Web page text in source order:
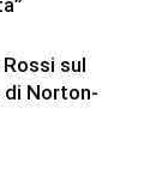
sul
di Norton-